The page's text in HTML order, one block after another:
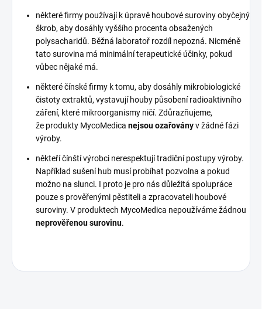
některé firmy používají k úpravě houbové suroviny obyčejný
škrob, aby dosáhly vyššího procenta obsažených
polysacharidů. Běžná laboratoř rozdíl nepozná. Nicméně
tato surovina má minimální terapeutické účinky, pokud
vůbec nějaké má.
některé čínské firmy k tomu, aby dosáhly mikrobiologické
čistoty extraktů, vystavují houby působení radioaktivního
záření, které mikroorganismy ničí. Zdůrazňujeme,
že produkty MycoMedica nejsou ozařoványv žádné fázi
výroby.
někteří čínští výrobci nerespektují tradiční postupy výroby.
Například sušení hub musí probíhat pozvolna a pokud
možno na slunci. I proto je pro nás důležitá spolupráce
pouze s prověřenými pěstiteli a zpracovateli houbové
suroviny. V produktech MycoMedica nepoužíváme žádnou
neprověřenou surovinu.